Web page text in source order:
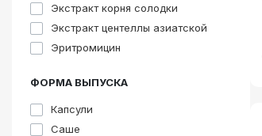
Экстракт корня солодки
Экстракт центеллы азиатской
Эритромицин
ФОРМА ВЫПУСКА
Капсули
Саше